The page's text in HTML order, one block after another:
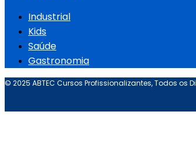
Industrial
Kids
Saúde
Gastronomia
© 2025 ABTEC Cursos Profissionalizantes, Todos os